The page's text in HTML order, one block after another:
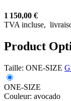
1 150,00 €
TVA incluse,
Product
Taille: ONE-SIZE
ONE-SIZE
Couleur: avocado